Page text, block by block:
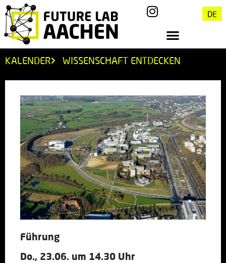
DE
KALENDER WISSENSCHAFT ENTDECKEN
Führung
Do., 23.06. um 14.30 Uhr